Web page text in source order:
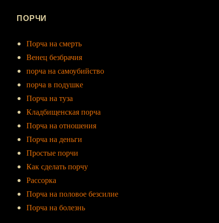
ПОРЧИ
Порча на смерть
Венец безбрачия
порча на самоубийство
порча в подушке
Порча на туза
Кладбищенская порча
Порча на отношения
Порча на деньги
Простые порчи
Как сделать порчу
Рассорка
Порча на половое безсилие
Порча на болезнь